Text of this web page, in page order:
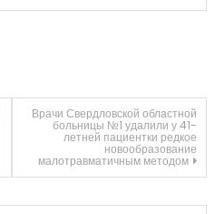
Врачи Свердловской областной
больницы №1 удалили у 41-
летней пациентки редкое
новообразование
малотравматичным методом